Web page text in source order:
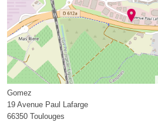
Gomez
19 Avenue Paul Lafarge
66350 Toulouges